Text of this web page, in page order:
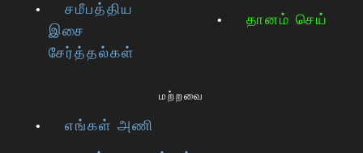
சமீபத்திய
இசை
சேர்த்தல்கள்
தானம் செய்
மற்றவை
எங்கள் அணி